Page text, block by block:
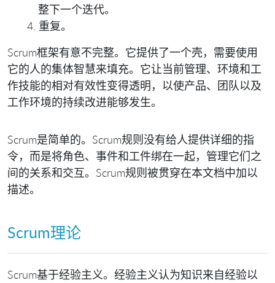
整下一个迭代。
重复。
Scrum框架有意不完整。它提供了一个壳，需要使用
它的人的集体智慧来填充。它让当前管理、环境和工
作技能的相对有效性变得透明，以使产品、团队以及
工作环境的持续改进能够发生。
Scrum是简单的。Scrum规则没有给人提供详细的指
令，而是将角色、事件和工件绑在一起，管理它们之
间的关系和交互。Scrum规则被贯穿在本文档中加以
描述。
Scrum理论
Scrum基于经验主义。经验主义认为知识来自经验以